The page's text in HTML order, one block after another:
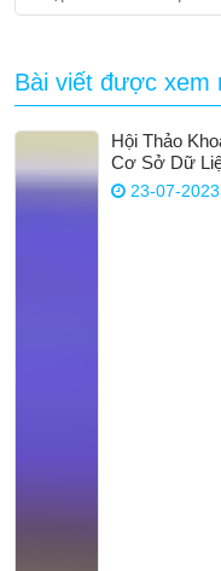
Bài viết được xem
Hội Thảo
Cơ Sở Dữ
23-07-2023